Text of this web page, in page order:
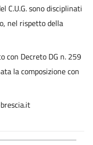
C.U.G. sono disciplinati
nel rispetto della
con Decreto DG n. 259
la composizione con